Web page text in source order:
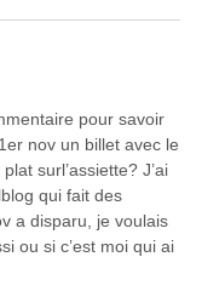
pour savoir
nov un billet avec le
surl’assiette? J’ai
qui fait des
a disparu, je voulais
ou si c’est moi qui ai